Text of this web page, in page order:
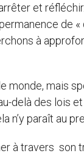
et
de «
à
monde, mais
delà des lois
n’y paraît au
à travers son